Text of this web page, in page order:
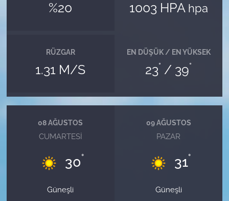
%20 1003 HPA hpa
RÜZGAR
1.31 M/S
EN DÜŞÜK / EN YÜKSEK
23° / 39°
08 AĞUSTOS
CUMARTESI
30°
Güneşli
09 AĞUSTOS
PAZAR
31°
Güneşli